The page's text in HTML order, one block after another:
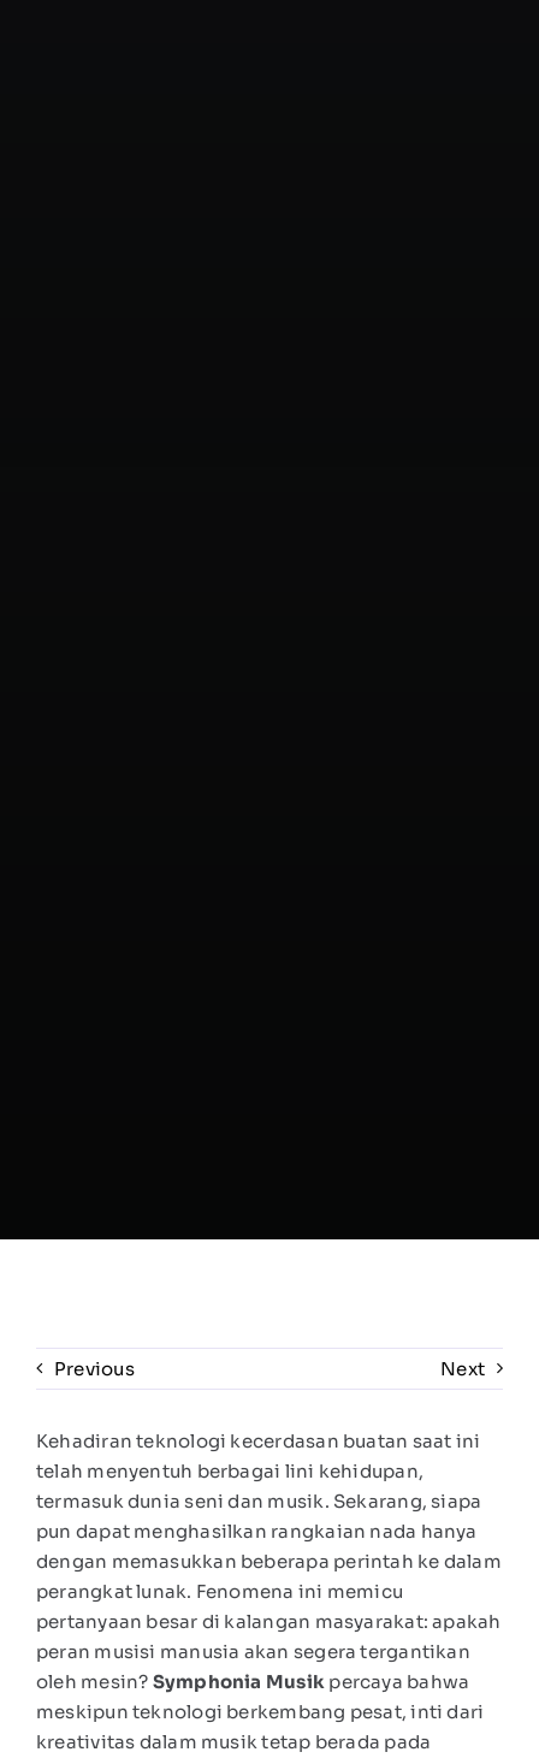
Previous Next
Kehadiran teknologi kecerdasan buatan saat ini
telah menyentuh berbagai lini kehidupan,
termasuk dunia seni dan musik. Sekarang, siapa
pun dapat menghasilkan rangkaian nada hanya
dengan memasukkan beberapa perintah ke dalam
perangkat lunak. Fenomena ini memicu
pertanyaan besar di kalangan masyarakat: apakah
peran musisi manusia akan segera tergantikan
oleh mesin? Symphonia Musik percaya bahwa
meskipun teknologi berkembang pesat, inti dari
kreativitas dalam musik tetap berada pada